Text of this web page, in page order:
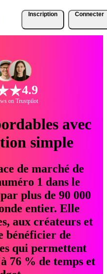
Inscription Connecter
4.9
on Trustpilot
avec
simple
de marché de
1 dans le
plus de 90 000
entier. Elle
aux créateurs et
bénéficier de
qui permettent
76 % de temps et